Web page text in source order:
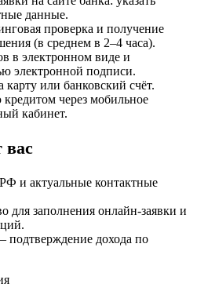
данные.
проверка и получение
(в среднем в 2–4 часа).
в электронном виде и
электронной подписи.
карту или банковский счёт.
через мобильное
кабинет.
вас
и актуальные контактные
для заполнения онлайн-заявки и
дохода по